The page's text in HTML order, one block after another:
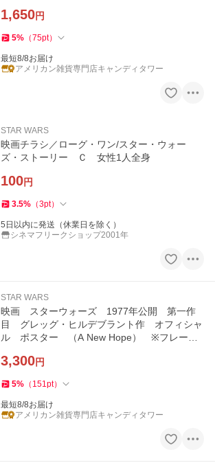
1,650円
5% （75pt）
最短8/8お届け
アメリカン雑貨専門店キャンディタワー
STAR WARS
映画チラシ／ローグ・ワン/スター・ウォー
ズ・ストーリー Ｃ 女性1人全身
100円
3.5% （3pt）
5日以内に発送（休業日を除く）
シネマフリークショップ2001年
STAR WARS
映画 スターウォーズ 1977年公開 第一作
目 グレッグ・ヒルデブラント作 オフィシャ
ル ポスター （A New Hope） ※フレーム
3,300円
5% （ 151pt）
最短8/8お届け
アメリカン雑貨専門店キャンディタワー